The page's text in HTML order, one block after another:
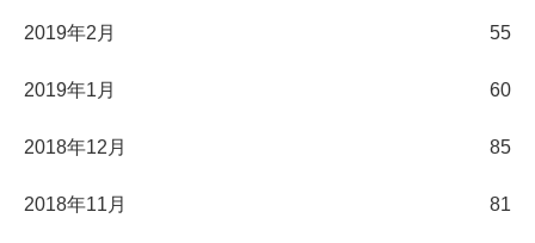
2019年2月 55
2019年1月 60
2018年12月 85
2018年11月 81